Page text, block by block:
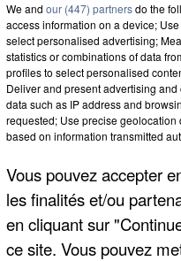
l'Aéro Aventure
âgés de 7 à
à la qualité de l'air.
des défis
la qualité de
atmosphérique tout
We and our (447) partnersdo the
access information on a device;
select personalised advertising;
statistics or combinations of data
profiles to select personalised
Deliver and present advertising
data such as IP address and
requested; Use precise
based on information transmitted
Vous pouvez accepter
les finalités et/ou
en cliquant sur
ce site. Vous pouvez